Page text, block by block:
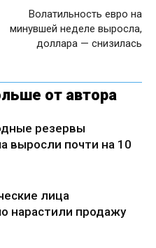
Волатильность евро на
минувшей неделе выросла,
доллара — снизилась
от автора
резервы
выросли почти на 10
лица
нарастили продажу